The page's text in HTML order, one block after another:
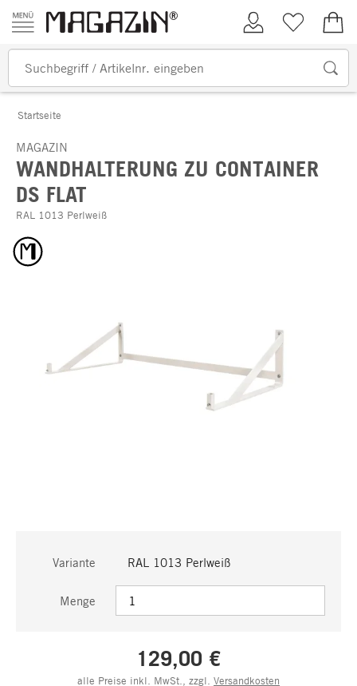
Zum Inhalt springen
Kundenkonto
Merkliste
Startseite
MAGAZIN
WANDHALTERUNG ZU CONTAINER
DS FLAT
RAL 1013 Perlweiß
Variante RAL 1013 Perlweiß
Menge
129,00 €
alle Preise inkl. MwSt., zzgl. Versandkosten